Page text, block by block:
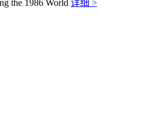
the 1986 World 详细 >